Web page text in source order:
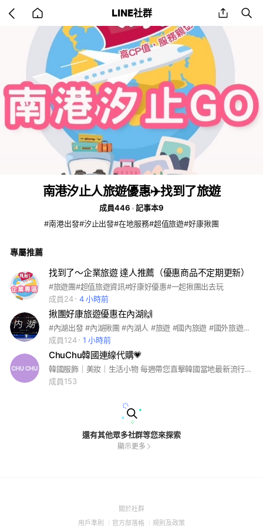
back
to
home
LINE社群 share
南港汐止人旅遊優惠✈️找到了旅遊
成員446
記事本9
#南港出發#汐止出發#在地服務#超值旅遊#好康揪團
專屬推薦
找到了～企業旅遊 達人推薦（優惠商品不定期更新）
#旅遊團#超值旅遊資訊#好康好優惠#一起揪團出去玩
成員24
4 小時前
揪團好康旅遊優惠在內湖🙌
#內湖出發 #內湖揪團 #內湖人 #旅遊 #國內旅遊 #國外旅遊 #放鬆行
成員124
1 小時前
ChuChu韓國連線代購💗
韓國服飾｜美妝｜生活小物 每週帶您直擊韓國當地最新流行時尚喔🥰💗 #韓國連線直播 #韓國代購 #東大門 #韓國連線代購
成員153
還有其他眾多社群等您來探索
顯示更多
關於社群(Open
用戶準則 (Open
官方部落格 (Open
規則及政策(Open